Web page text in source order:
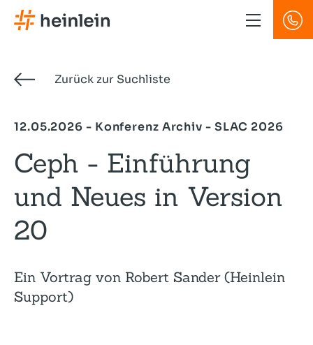
Direkt
zum
Zurück zur Suchliste
12.05.2026 - Konferenz Archiv - SLAC 2026
Ceph - Einführung
und Neues in Version
20
Ein Vortrag von Robert Sander (Heinlein
Support)